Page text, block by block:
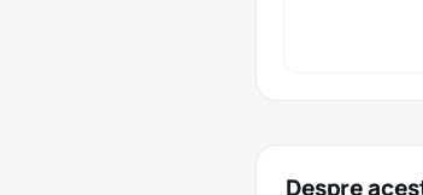
Despre